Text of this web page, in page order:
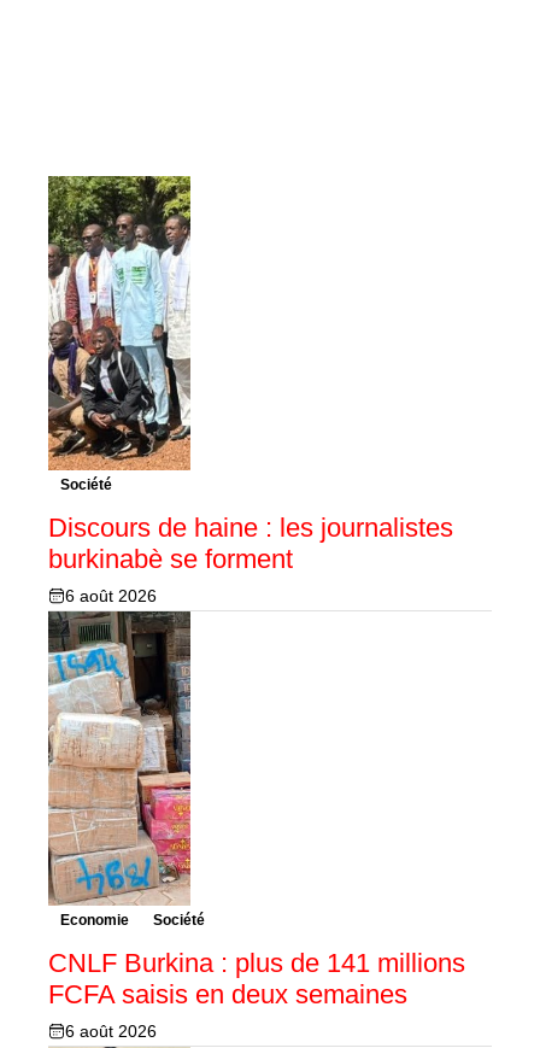
Société
Discours de haine : les journalistes
burkinabè se forment
6 août 2026
Economie Société
CNLF Burkina : plus de 141 millions
FCFA saisis en deux semaines
6 août 2026